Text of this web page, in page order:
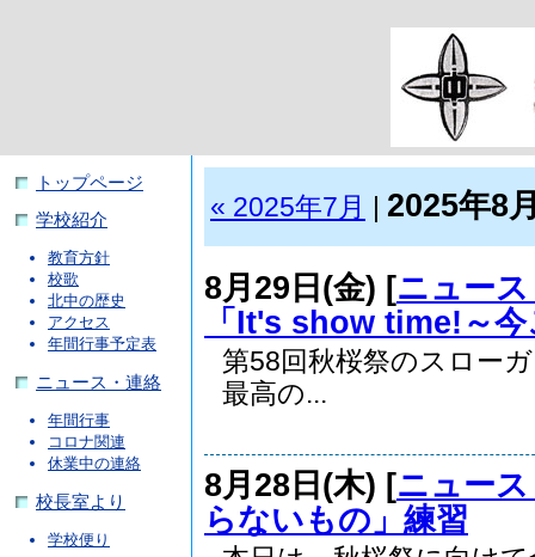
トップページ
学校紹介
教育方針
校歌
北中の歴史
アクセス
年間行事予定表
ニュース・連絡
年間行事
コロナ関連
休業中の連絡
校長室より
学校便り
« 2025年7月 2025年8
8月29日(金) [ニュー
「It's show time!～
第58回秋桜祭のスロー
最高の...
8月28日(木) [ニュー
らないもの」練習